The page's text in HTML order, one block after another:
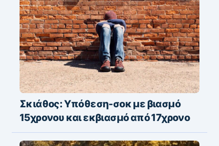
Σκιάθος: Υπόθεση-σοκ με βιασμό
15χρονου και εκβιασμό από 17χρονο